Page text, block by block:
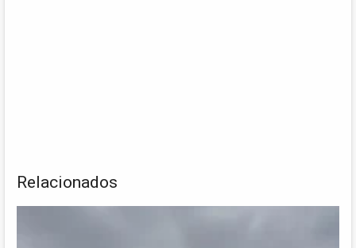
Relacionados